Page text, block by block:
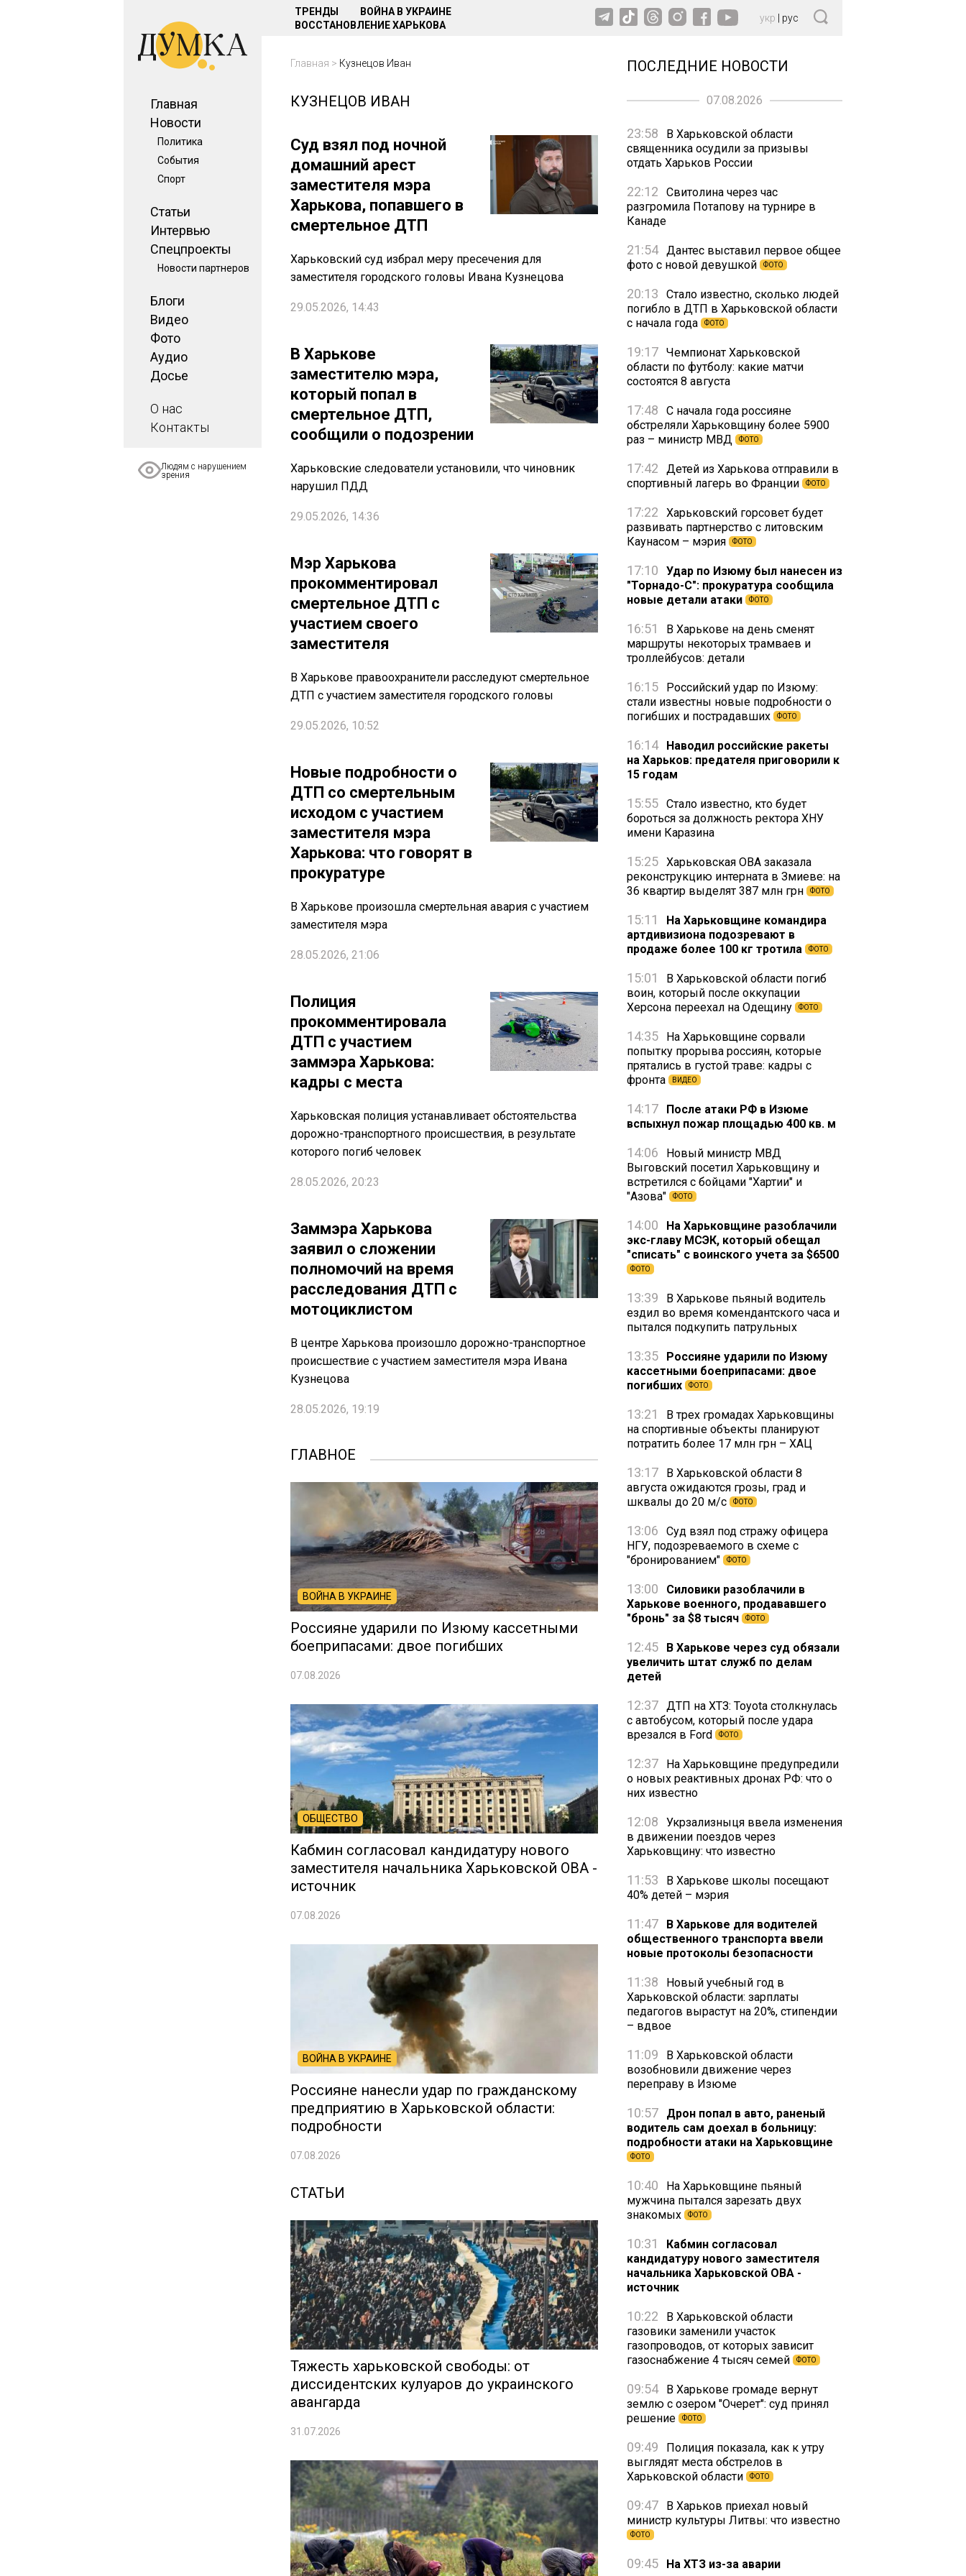
Главная
Новости
Политика
События
Спорт
Статьи
Интервью
Спецпроекты
Новости партнеров
Блоги
Видео
Фото
Аудио
Досье
О нас
Контакты
Людям с нарушением
зрения
ТРЕНДЫ
ВОЙНА В УКРАИНЕ
ВОССТАНОВЛЕНИЕ ХАРЬКОВА
укр рус
Главная > Кузнецов Иван
КУЗНЕЦОВ ИВАН
Суд взял под ночной
домашний арест
заместителя мэра
Харькова, попавшего в
смертельное ДТП
Харьковский суд избрал меру пресечения для
заместителя городского головы Ивана Кузнецова
29.05.2026, 14:43
В Харькове
заместителю мэра,
который попал в
смертельное ДТП,
сообщили о подозрении
Харьковские следователи установили, что чиновник
нарушил ПДД
29.05.2026, 14:36
Мэр Харькова
прокомментировал
смертельное ДТП с
участием своего
заместителя
В Харькове правоохранители расследуют смертельное
ДТП с участием заместителя городского головы
29.05.2026, 10:52
Новые подробности о
ДТП со смертельным
исходом с участием
заместителя мэра
Харькова: что говорят в
прокуратуре
В Харькове произошла смертельная авария с участием
заместителя мэра
28.05.2026, 21:06
Полиция
прокомментировала
ДТП с участием
заммэра Харькова:
кадры с места
Харьковская полиция устанавливает обстоятельства
дорожно-транспортного происшествия, в результате
которого погиб человек
28.05.2026, 20:23
Заммэра Харькова
заявил о сложении
полномочий на время
расследования ДТП с
мотоциклистом
В центре Харькова произошло дорожно-транспортное
происшествие с участием заместителя мэра Ивана
Кузнецова
28.05.2026, 19:19
ГЛАВНОЕ
ВОЙНА В УКРАИНЕ
Россияне ударили по Изюму кассетными
боеприпасами: двое погибших
07.08.2026
ОБЩЕСТВО
Кабмин согласовал кандидатуру нового
заместителя начальника Харьковской ОВА -
источник
07.08.2026
ВОЙНА В УКРАИНЕ
Россияне нанесли удар по гражданскому
предприятию в Харьковской области:
подробности
07.08.2026
СТАТЬИ
Тяжесть харьковской свободы: от
диссидентских кулуаров до украинского
авангарда
31.07.2026
ПОСЛЕДНИЕ НОВОСТИ
07.08.2026
23:58
В Харьковской области
священника осудили за призывы
отдать Харьков России
22:12
Свитолина через час
разгромила Потапову на турнире в
Канаде
21:54 Дантес выставил первое общее
фото с новой девушкой
ФОТО
20:13
Стало известно, сколько людей
погибло в ДТП в Харьковской области
с начала года
ФОТО
19:17 Чемпионат Харьковской
области по футболу: какие матчи
состоятся 8 августа
17:48
С начала года россияне
обстреляли Харьковщину более 5900
раз – министр МВД
ФОТО
17:42
Детей из Харькова отправили в
спортивный лагерь во Франции
ФОТО
17:22
Харьковский горсовет будет
развивать партнерство с литовским
Каунасом – мэрия
ФОТО
17:10
Удар по Изюму был нанесен из
"Торнадо-С": прокуратура сообщила
новые детали атаки
ФОТО
16:51
В Харькове на день сменят
маршруты некоторых трамваев и
троллейбусов: детали
16:15
Российский удар по Изюму:
стали известны новые подробности о
погибших и пострадавших
ФОТО
16:14
Наводил российские ракеты
на Харьков: предателя приговорили к
15 годам
15:55 Стало известно, кто будет
бороться за должность ректора ХНУ
имени Каразина
15:25 Харьковская ОВА заказала
реконструкцию интерната в Змиеве: на
36 квартир выделят 387 млн грн
ФОТО
15:11
На Харьковщине командира
артдивизиона подозревают в
продаже более 100 кг тротила
ФОТО
15:01
В Харьковской области погиб
воин, который после оккупации
Херсона переехал на Одещину
ФОТО
14:35
На Харьковщине сорвали
попытку прорыва россиян, которые
прятались в густой траве: кадры с
фронта
ВИДЕО
14:17
После атаки РФ в Изюме
вспыхнул пожар площадью 400 кв. м
14:06
Новый министр МВД
Выговский посетил Харьковщину и
встретился с бойцами "Хартии" и
"Азова"
ФОТО
14:00
На Харьковщине разоблачили
экс-главу МСЭК, который обещал
"списать" с воинского учета за $6500
ФОТО
13:39
В Харькове пьяный водитель
ездил во время комендантского часа и
пытался подкупить патрульных
13:35
Россияне ударили по Изюму
кассетными боеприпасами: двое
погибших
ФОТО
13:21
В трех громадах Харьковщины
на спортивные объекты планируют
потратить более 17 млн грн – ХАЦ
13:17
В Харьковской области 8
августа ожидаются грозы, град и
шквалы до 20 м/с
ФОТО
13:06
Суд взял под стражу офицера
НГУ, подозреваемого в схеме с
"бронированием"
ФОТО
13:00
Силовики разоблачили в
Харькове военного, продававшего
"бронь" за $8 тысяч
ФОТО
12:45
В Харькове через суд обязали
увеличить штат служб по делам
детей
12:37 ДТП на ХТЗ: Toyota столкнулась
с автобусом, который после удара
врезался в Ford
ФОТО
12:37
На Харьковщине предупредили
о новых реактивных дронах РФ: что о
них известно
12:08
Укрзализныця ввела изменения
в движении поездов через
Харьковщину: что известно
11:53
В Харькове школы посещают
40% детей – мэрия
11:47
В Харькове для водителей
общественного транспорта ввели
новые протоколы безопасности
11:38
Новый учебный год в
Харьковской области: зарплаты
педагогов вырастут на 20%, стипендии
– вдвое
11:09
В Харьковской области
возобновили движение через
переправу в Изюме
10:57
Дрон попал в авто, раненый
водитель сам доехал в больницу:
подробности атаки на Харьковщине
ФОТО
10:40
На Харьковщине пьяный
мужчина пытался зарезать двух
знакомых
ФОТО
10:31
Кабмин согласовал
кандидатуру нового заместителя
начальника Харьковской ОВА -
источник
10:22
В Харьковской области
газовики заменили участок
газопроводов, от которых зависит
газоснабжение 4 тысяч семей
ФОТО
09:54
В Харькове громаде вернут
землю с озером "Очерет": суд принял
решение
ФОТО
09:49
Полиция показала, как к утру
выглядят места обстрелов в
Харьковской области
ФОТО
09:47
В Харьков приехал новый
министр культуры Литвы: что известно
ФОТО
09:45
На ХТЗ из-за аварии